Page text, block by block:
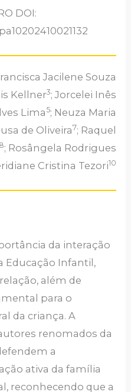
DOI:
Jacilene Souza
Kellner3; Jorcelei Inês
Lima5; Neuza Maria
de Oliveira7; Raquel
8; Rosângela Rodrigues
Cristina Tezori10
da interação
Educação Infantil,
além de
para o
da criança. A
renomados da
a
ativa da família
reconhecendo que a